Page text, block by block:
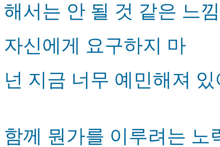
해서는 안 될 것 같은 느
자신에게 요구하지 마
넌 지금 너무 예민해져 있
함께 뭔가를 이루려는 노